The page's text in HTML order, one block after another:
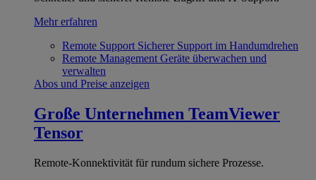
Mehr erfahren
Remote Support Sicherer Support im Handumdrehen
Remote Management Geräte überwachen und
verwalten
Abos und Preise anzeigen
Große Unternehmen TeamViewer
Tensor
Remote-Konnektivität für rundum sichere Prozesse.